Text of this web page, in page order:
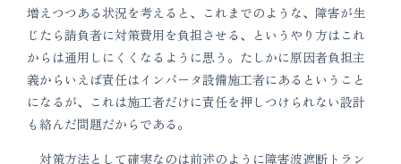
増えつつある状況を考えると、これまでのような、障害が生
じたら請負者に対策費用を負担させる、というやり方はこれ
からは通用しにくくなるように思う。たしかに原因者負担主
義からいえば責任はインバータ設備施工者にあるということ
になるが、これは施工者だけに責任を押しつけられない設計
も絡んだ問題だからである。
対策方法として確実なのは前述のように障害波遮断トラン